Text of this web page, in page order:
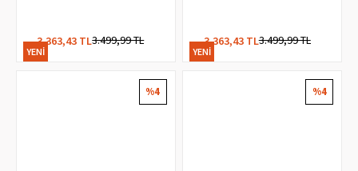
3.363,43 TL3.499,99 TL
YENI
3.363,43 TL3.499,99 TL
YENI
%4 %4